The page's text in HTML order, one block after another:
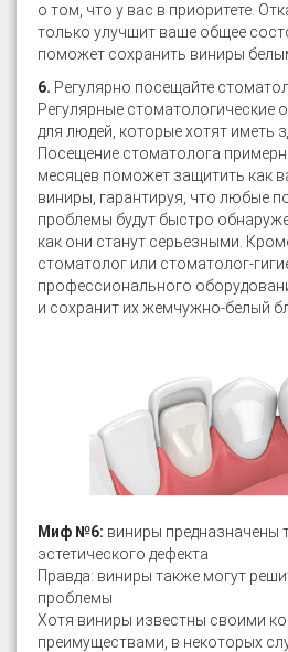
о том, что у вас в приоритете.
только улучшит ваше общее
поможет сохранить виниры
6. Регулярно посещайте
Регулярные стоматологические
для людей, которые хотят иметь
Посещение стоматолога
месяцев поможет защитить как
виниры, гарантируя, что любые
проблемы будут быстро
как они станут серьезными.
стоматолог или стоматолог-
профессионального
и сохранит их жемчужно-белый
Миф №6: виниры предназначены
эстетического дефекта
Правда: виниры также могут
проблемы
Хотя виниры известны своими
преимуществами, в некоторых